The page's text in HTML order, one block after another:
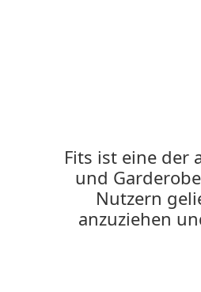
Fits ist eine der
und
Nutzern
anzuziehen